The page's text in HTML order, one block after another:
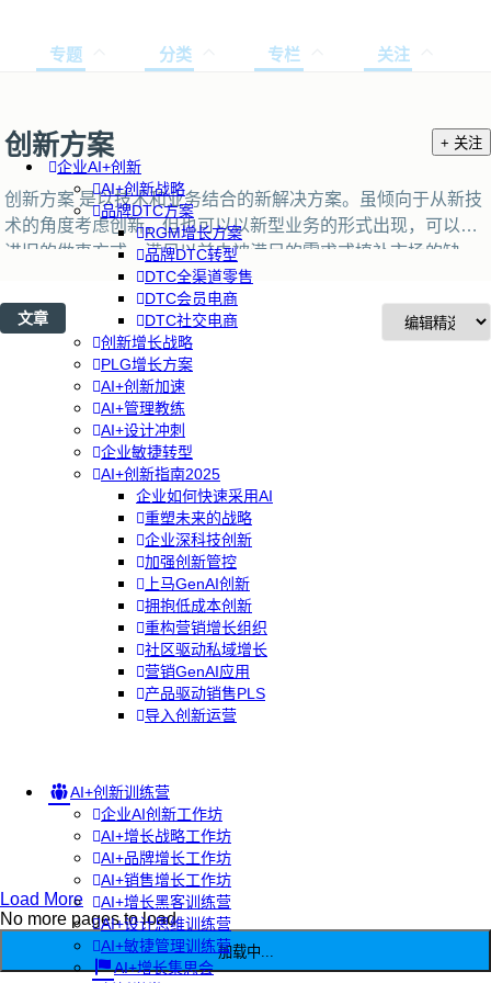
企业AI+创新
AI+创新战略
品牌DTC方案
RGM增长方案
品牌DTC转型
DTC全渠道零售
DTC会员电商
DTC社交电商
创新增长战略
PLG增长方案
AI+创新加速
AI+管理教练
AI+设计冲刺
企业敏捷转型
AI+创新指南2025
企业如何快速采用AI
重塑未来的战略
企业深科技创新
加强创新管控
上马GenAI创新
拥抱低成本创新
重构营销增长组织
社区驱动私域增长
营销GenAI应用
产品驱动销售PLS
导入创新运营
AI+创新训练营
企业AI创新工作坊
AI+增长战略工作坊
AI+品牌增长工作坊
AI+销售增长工作坊
AI+增长黑客训练营
AI+设计思维训练营
AI+敏捷管理训练营
AI+增长集思会
专题 分类 专栏 关注
创新方案 + 关注
创新方案 是以技术和业务结合的新解决方案。虽倾向于从新技
术的角度考虑创新，但也可以以新型业务的形式出现，可以改
进旧的做事方式，满足以前未被满足的需求或填补市场的缺
口。创新方案也可能是创新行业特有的任务和合作，创造创新
文化，并帮助推进有意义的创新。也指用于推动公司内部创新
的一整套工具。用于推动内部创新的创新解决方案可以是咨询
服务到软件自动化，使团队能够推进、探索、发现和加速创
文章
Load More
No more pages to load
加载中...